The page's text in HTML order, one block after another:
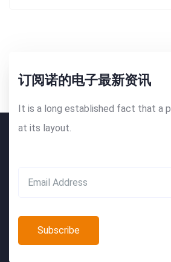
订阅诺的电子最新资讯
It is a long established fact that a
at its layout.